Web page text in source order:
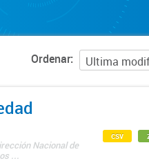
Ordenar
Nacional de
...
csv